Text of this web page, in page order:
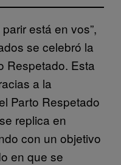
está en vos”,
se celebró la
Respetado. Esta
a la
Parto Respetado
replica en
con un objetivo
en que se